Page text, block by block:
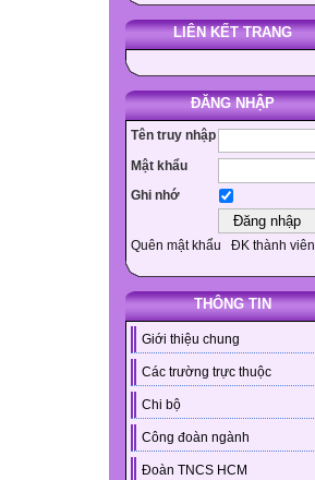
LIÊN KẾT TRANG
ĐĂNG NHẬP
Tên truy nhập
Mật khẩu
Ghi nhớ
Quên mật khẩu ĐK thành viên
THÔNG TIN
Giới thiệu chung
Các trường trực thuộc
Chi bộ
Công đoàn ngành
Đoàn TNCS HCM